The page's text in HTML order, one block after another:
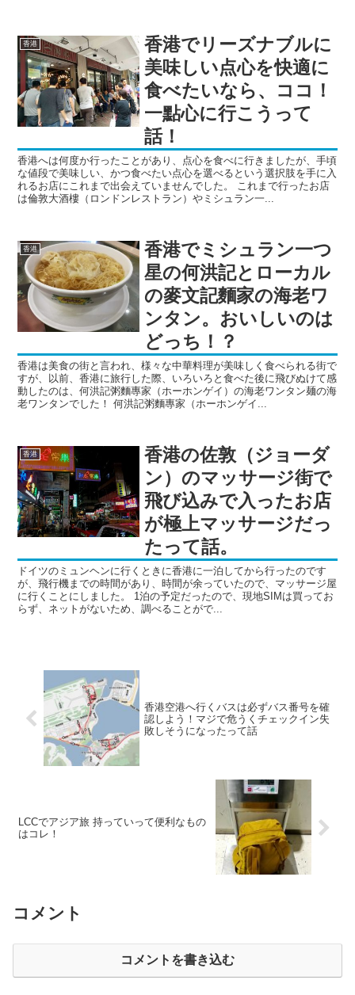
香港
香港でリーズナブルに
美味しい点心を快適に
食べたいなら、ココ！
一點心に行こうって
話！
香港へは何度か行ったことがあり、点心を食べに行きましたが、手頃
な値段で美味しい、かつ食べたい点心を選べるという選択肢を手に入
れるお店にこれまで出会えていませんでした。 これまで行ったお店
は倫敦大酒樓（ロンドンレストラン）やミシュラン一...
香港
香港でミシュラン一つ
星の何洪記とローカル
の麥文記麵家の海老ワ
ンタン。おいしいのは
どっち！？
香港は美食の街と言われ、様々な中華料理が美味しく食べられる街で
すが、以前、香港に旅行した際、いろいろと食べた後に飛びぬけて感
動したのは、何洪記粥麵專家（ホーホンゲイ）の海老ワンタン麺の海
老ワンタンでした！ 何洪記粥麵專家（ホーホンゲイ...
香港
香港の佐敦（ジョーダ
ン）のマッサージ街で
飛び込みで入ったお店
が極上マッサージだっ
たって話。
ドイツのミュンヘンに行くときに香港に一泊してから行ったのです
が、飛行機までの時間があり、時間が余っていたので、マッサージ屋
に行くことにしました。 1泊の予定だったので、現地SIMは買ってお
らず、ネットがないため、調べることがで...
香港空港へ行くバスは必ずバス番号を確
認しよう！マジで危うくチェックイン失
敗しそうになったって話
LCCでアジア旅 持っていって便利なもの
はコレ！
コメント
コメントを書き込む